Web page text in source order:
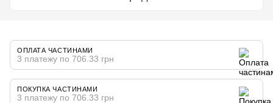
ОПЛАТА ЧАСТИНАМИ
3 платежу по 706.33 грн
ПОКУПКА ЧАСТИНАМИ
3 платежу по 706.33 грн